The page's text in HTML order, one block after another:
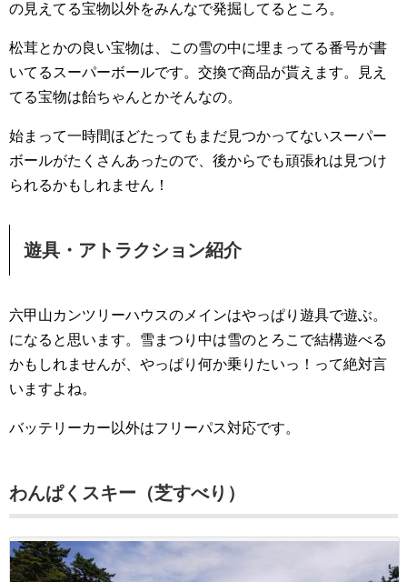
の見えてる宝物以外をみんなで発掘してるところ。
松茸とかの良い宝物は、この雪の中に埋まってる番号が書
いてるスーパーボールです。交換で商品が貰えます。見え
てる宝物は飴ちゃんとかそんなの。
始まって一時間ほどたってもまだ見つかってないスーパー
ボールがたくさんあったので、後からでも頑張れは見つけ
られるかもしれません！
遊具・アトラクション紹介
六甲山カンツリーハウスのメインはやっぱり遊具で遊ぶ。
になると思います。雪まつり中は雪のとろこで結構遊べる
かもしれませんが、やっぱり何か乗りたいっ！って絶対言
いますよね。
バッテリーカー以外はフリーパス対応です。
わんぱくスキー（芝すべり）